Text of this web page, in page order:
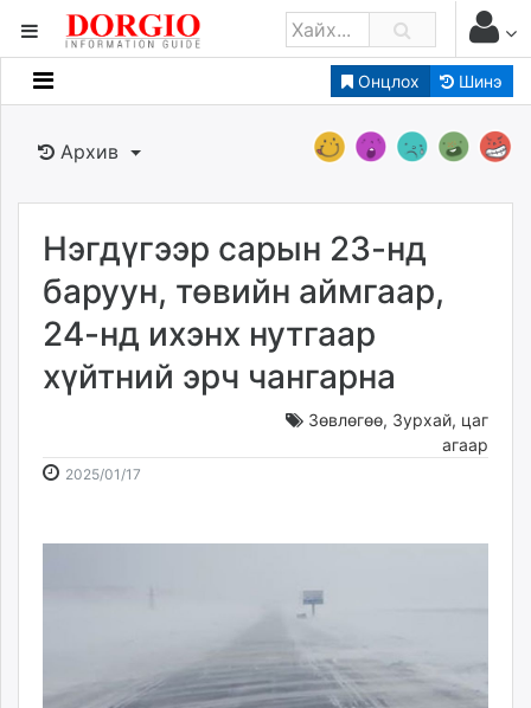
Онцлох Шинэ
Мэдээллийн
Банк санхүү
Бизнес ААН
Төрийн
Нийслэлийн
dorgio.mn
Gogo.mn
caak.mn
zindaa.mn
ikon.mn
shuud.mn
Архив
Нэгдүгээр сарын 23-нд
баруун, төвийн аймгаар,
24-нд ихэнх нутгаар
хүйтний эрч чангарна
Зөвлөгөө, Зурхай, цаг
агаар
2025/01/17